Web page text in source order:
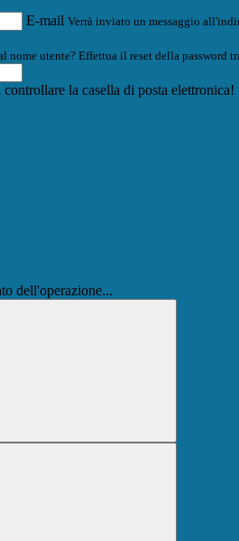
E-mail Verrà inviato un messaggio
nome utente? Effettua il reset della password
la casella di posta elettronica!
dell'operazione...